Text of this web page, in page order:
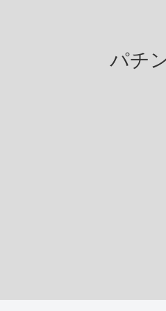
パチ